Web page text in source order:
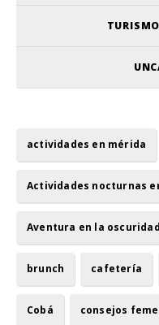
actividades en mérida
Actividades nocturnas
Aventura en la oscuridad
brunch cafetería
Cobá consejos